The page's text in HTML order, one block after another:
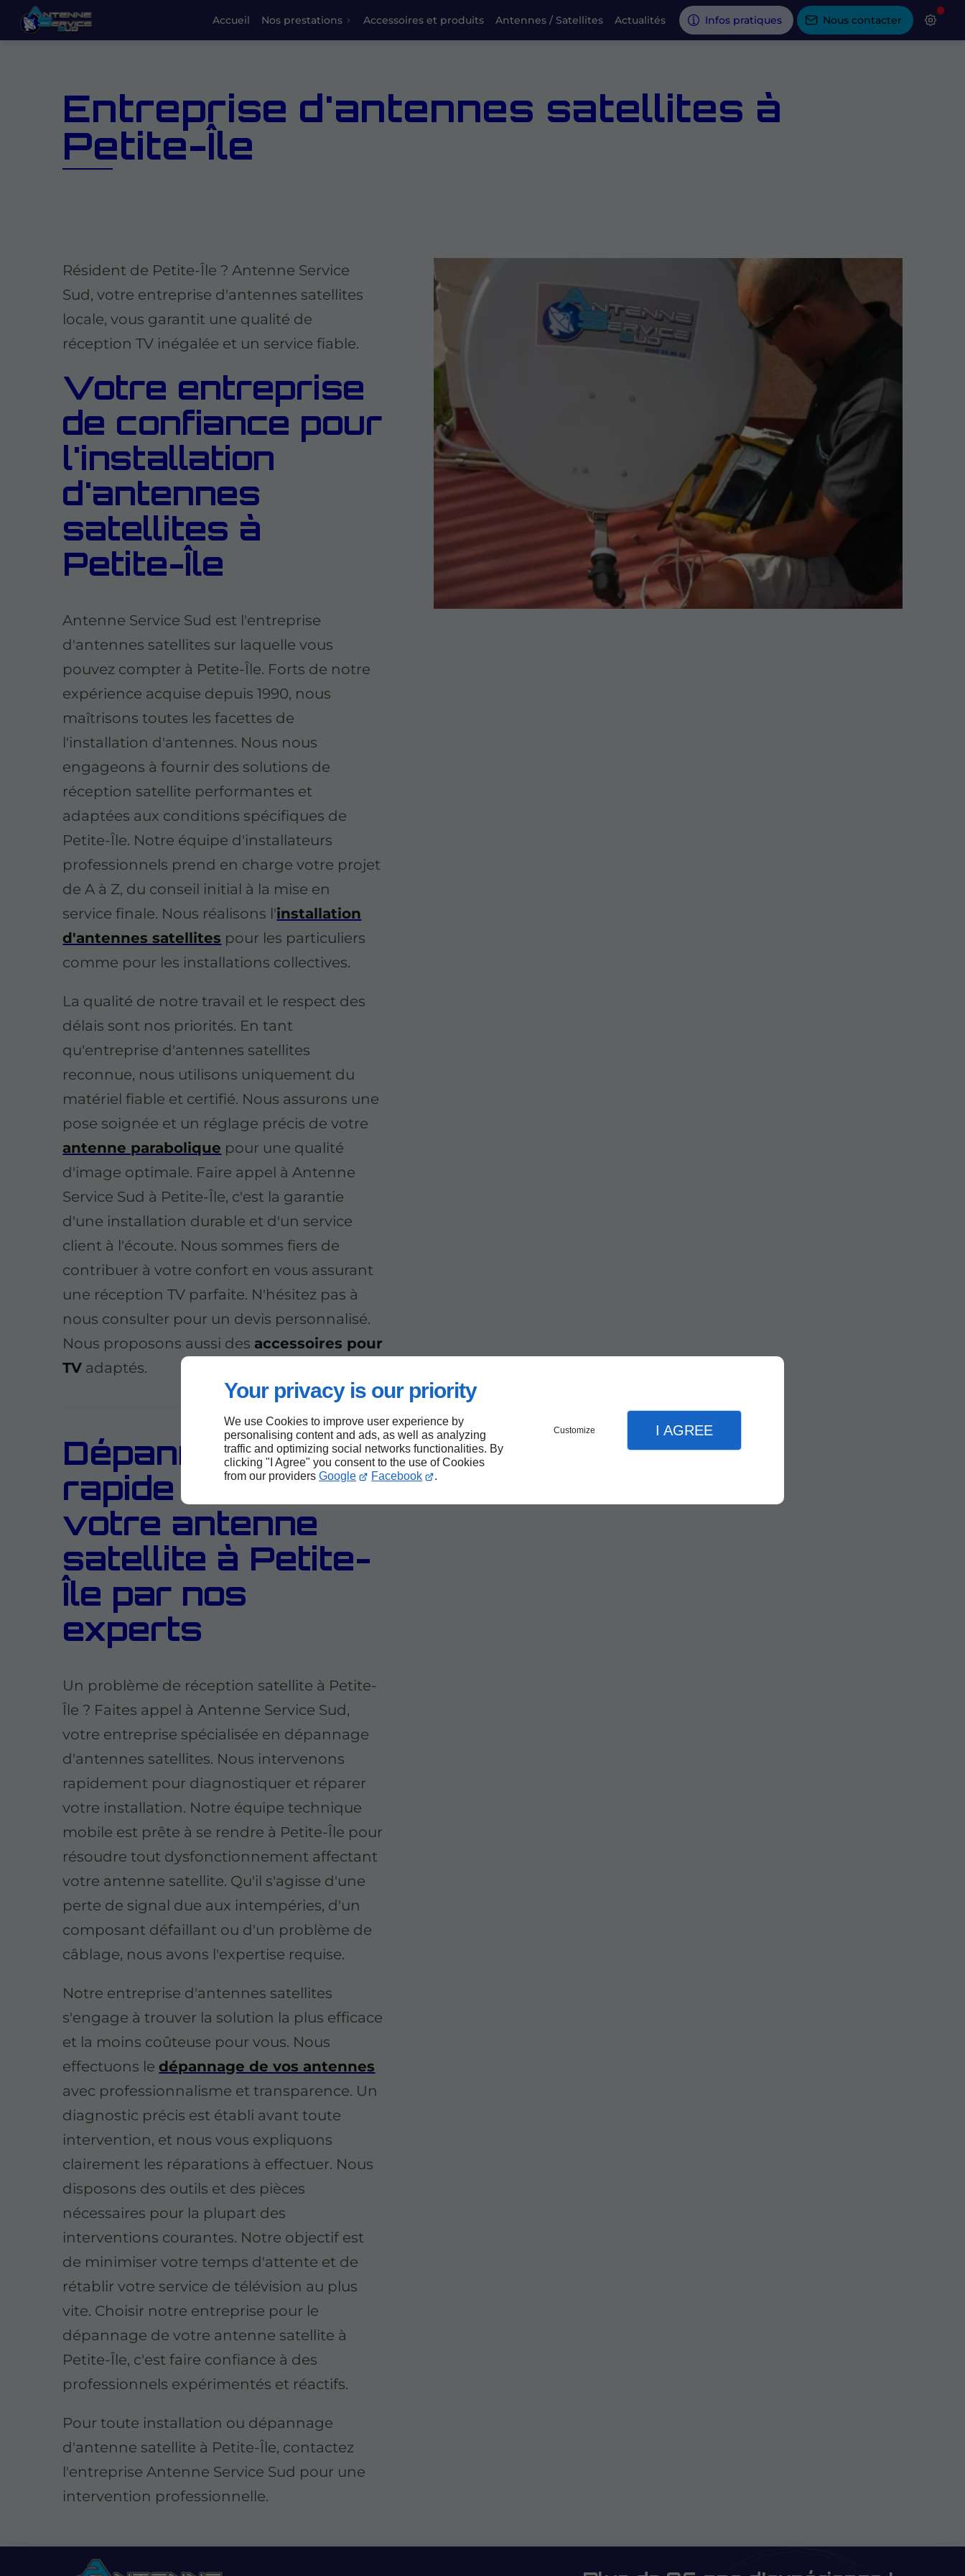
Your privacy is our priority
We use Cookies to improve user experience by
personalising content and ads, as well as analyzing
traffic and optimizing social networks functionalities. By
clicking "I Agree" you consent to the use of Cookies
from our providers Google Facebook .
Customize I AGREE
Accueil Nos prestations Accessoires et produits Antennes / Satellites Actualités Infos pratiques Nous contacter
Entreprise d'antennes satellites à
Petite-Île
Résident de Petite-Île ? Antenne Service
Sud, votre entreprise d'antennes satellites
locale, vous garantit une qualité de
réception TV inégalée et un service fiable.
Votre entreprise
de confiance pour
l'installation
d'antennes
satellites à
Petite-Île
Antenne Service Sud est l'entreprise
d'antennes satellites sur laquelle vous
pouvez compter à Petite-Île. Forts de notre
expérience acquise depuis 1990, nous
maîtrisons toutes les facettes de
l'installation d'antennes. Nous nous
engageons à fournir des solutions de
réception satellite performantes et
adaptées aux conditions spécifiques de
Petite-Île. Notre équipe d'installateurs
professionnels prend en charge votre projet
de A à Z, du conseil initial à la mise en
service finale. Nous réalisons l'installation
d'antennes satellites pour les particuliers
comme pour les installations collectives.
La qualité de notre travail et le respect des
délais sont nos priorités. En tant
qu'entreprise d'antennes satellites
reconnue, nous utilisons uniquement du
matériel fiable et certifié. Nous assurons une
pose soignée et un réglage précis de votre
antenne parabolique pour une qualité
d'image optimale. Faire appel à Antenne
Service Sud à Petite-Île, c'est la garantie
d'une installation durable et d'un service
client à l'écoute. Nous sommes fiers de
contribuer à votre confort en vous assurant
une réception TV parfaite. N'hésitez pas à
nous consulter pour un devis personnalisé.
Nous proposons aussi des accessoires pour
TV adaptés.
Dépannage
rapide et fiable de
votre antenne
satellite à Petite-
Île par nos
experts
Un problème de réception satellite à Petite-
Île ? Faites appel à Antenne Service Sud,
votre entreprise spécialisée en dépannage
d'antennes satellites. Nous intervenons
rapidement pour diagnostiquer et réparer
votre installation. Notre équipe technique
mobile est prête à se rendre à Petite-Île pour
résoudre tout dysfonctionnement affectant
votre antenne satellite. Qu'il s'agisse d'une
perte de signal due aux intempéries, d'un
composant défaillant ou d'un problème de
câblage, nous avons l'expertise requise.
Notre entreprise d'antennes satellites
s'engage à trouver la solution la plus efficace
et la moins coûteuse pour vous. Nous
effectuons ledépannage de vos antennes
avec professionnalisme et transparence. Un
diagnostic précis est établi avant toute
intervention, et nous vous expliquons
clairement les réparations à effectuer. Nous
disposons des outils et des pièces
nécessaires pour la plupart des
interventions courantes. Notre objectif est
de minimiser votre temps d'attente et de
rétablir votre service de télévision au plus
vite. Choisir notre entreprise pour le
dépannage de votre antenne satellite à
Petite-Île, c'est faire confiance à des
professionnels expérimentés et réactifs.
Pour toute installation ou dépannage
d'antenne satellite à Petite-Île, contactez
l'entreprise Antenne Service Sud pour une
intervention professionnelle.